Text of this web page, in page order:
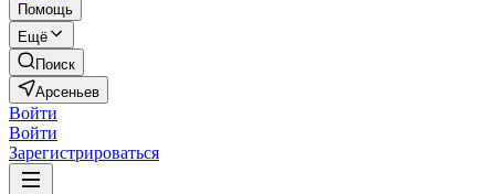
Помощь
Ещё
Поиск
Арсеньев
Войти
Войти
Зарегистрироваться